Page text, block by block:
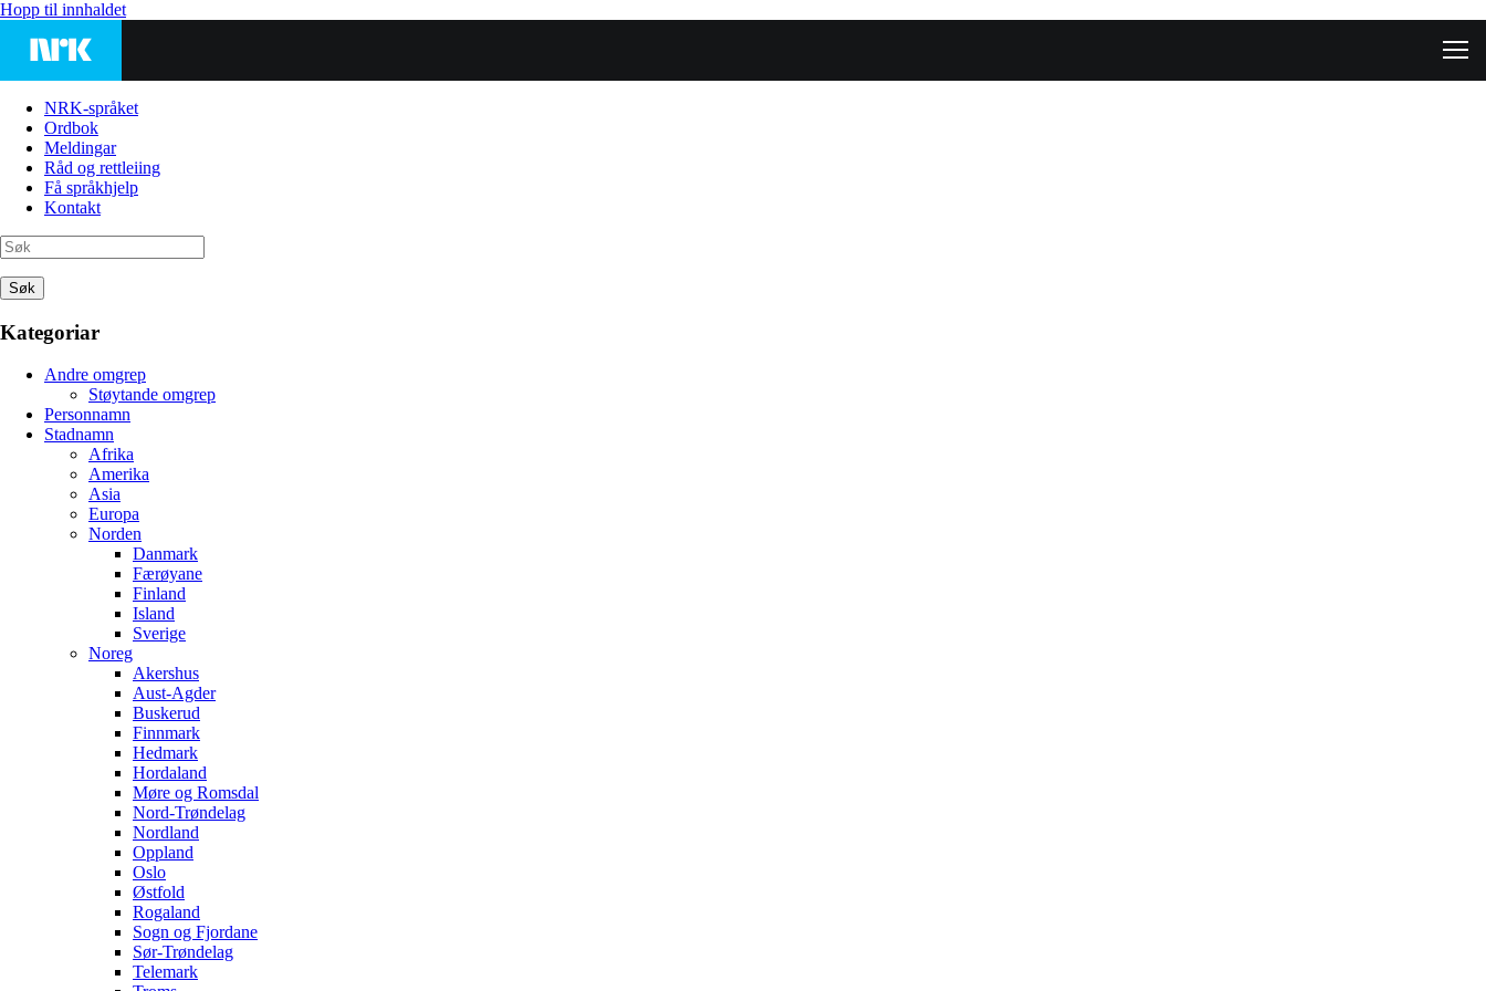
Hopp til innhaldet
NRK-språket
Ordbok
Meldingar
Råd og rettleiing
Få språkhjelp
Kontakt
Søk
Kategoriar
Andre omgrep
Støytande omgrep
Personnamn
Stadnamn
Afrika
Amerika
Asia
Europa
Norden
Danmark
Færøyane
Finland
Island
Sverige
Noreg
Akershus
Aust-Agder
Buskerud
Finnmark
Hedmark
Hordaland
Møre og Romsdal
Nord-Trøndelag
Nordland
Oppland
Oslo
Østfold
Rogaland
Sogn og Fjordane
Sør-Trøndelag
Telemark